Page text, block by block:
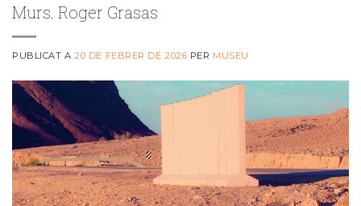
Murs. Roger Grasas
PUBLICAT A20 DE FEBRER DE 2026 PER MUSEU